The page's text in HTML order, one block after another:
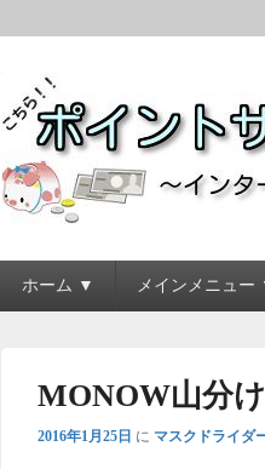
ポイントサ
ホーム ▼ メインメニュー
MONOW山分け
2016年1月25日 に マスクドライダ